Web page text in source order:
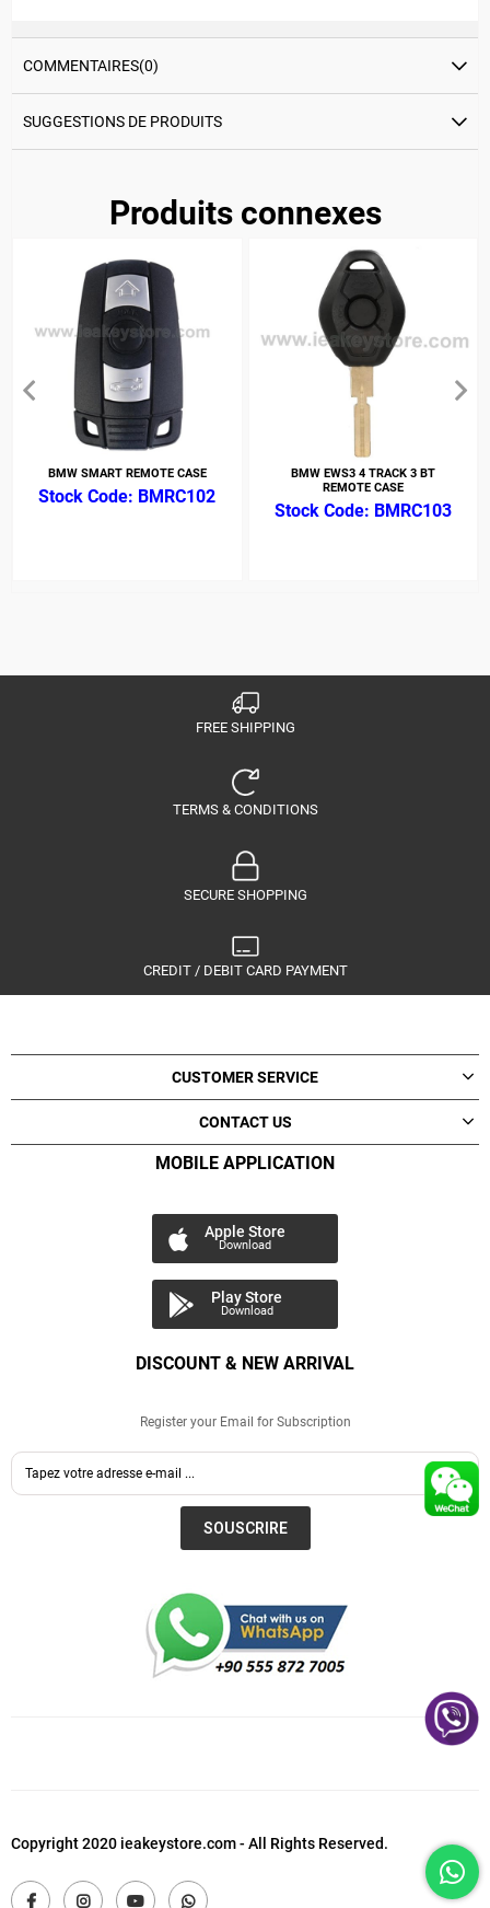
COMMENTAIRES(0)
SUGGESTIONS DE PRODUITS
Produits connexes
BMW SMART REMOTE CASE
BMRC102
BMW EWS3 4 TRACK 3 BT
REMOTE CASE
BMRC103
FREE SHIPPING
TERMS & CONDITIONS
SECURE SHOPPING
CREDIT / DEBIT CARD PAYMENT
CUSTOMER SERVICE
CONTACT US
MOBILE APPLICATION
Apple Store
Download
Play Store
Download
DISCOUNT & NEW ARRIVAL
Register your Email for Subscription
SOUSCRIRE
Copyright 2020 ieakeystore.com - All Rights Reserved.